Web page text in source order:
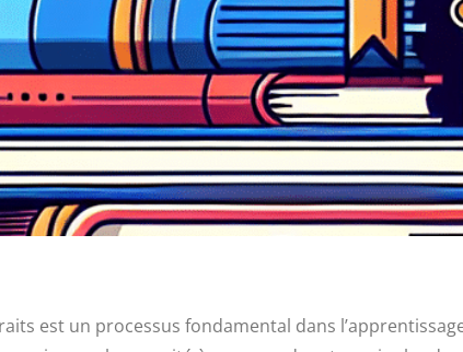
est un processus fondamental dans